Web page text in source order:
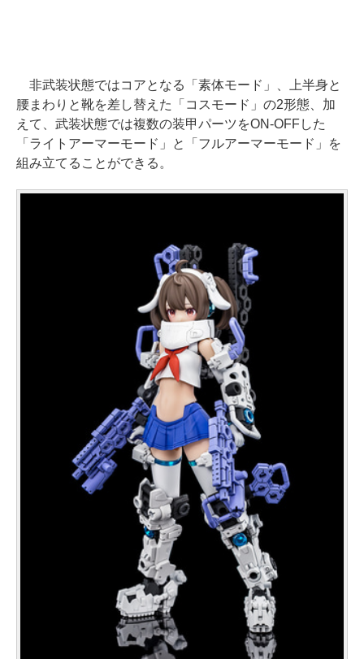
非武装状態ではコアとなる「素体モード」、上半身と
腰まわりと靴を差し替えた「コスモード」の2形態、加
えて、武装状態では複数の装甲パーツをON-OFFした
「ライトアーマーモード」と「フルアーマーモード」を
組み立てることができる。